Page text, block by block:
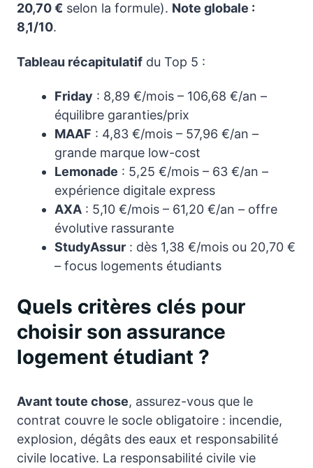
20,70 € selon la formule). Note globale :
8,1/10.
Tableau récapitulatif du Top 5 :
Friday : 8,89 €/mois – 106,68 €/an –
équilibre garanties/prix
MAAF : 4,83 €/mois – 57,96 €/an –
grande marque low-cost
Lemonade : 5,25 €/mois – 63 €/an –
expérience digitale express
AXA : 5,10 €/mois – 61,20 €/an – offre
évolutive rassurante
StudyAssur : dès 1,38 €/mois ou 20,70 €
– focus logements étudiants
Quels critères clés pour
choisir son assurance
logement étudiant ?
Avant toute chose, assurez-vous que le
contrat couvre le socle obligatoire : incendie,
explosion, dégâts des eaux et responsabilité
civile locative. La responsabilité civile vie